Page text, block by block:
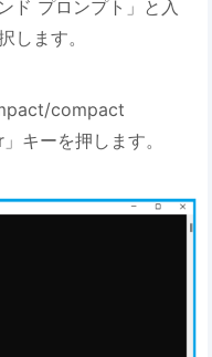
ド プロンプト」と入
します。
compact
キーを押します。